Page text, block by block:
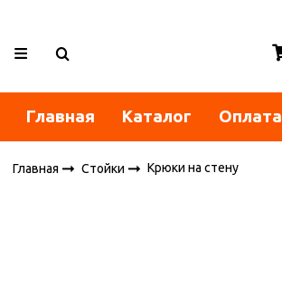
Главная Каталог Оплата
Главная Стойки Крюки на стену